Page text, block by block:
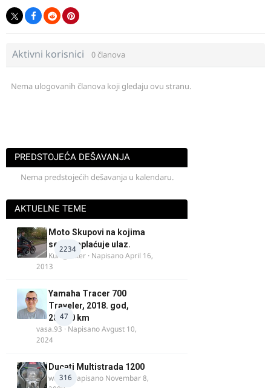
Aktivni korisnici 0 članova
Nema ulogovanih članova koji gledaju ovu stranu.
PREDSTOJEĆA DEŠAVANJA
Nema predstojećih dešavanja u kalendaru.
AKTUELNE TEME
2234
Moto Skupovi na kojima
se ne naplaćuje ulaz.
Kum_Mixer · NapisanoApril 16,
2013
47
Yamaha Tracer 700
Traveler, 2018. god,
28.100 km
vasa.93 · NapisanoAvgust 10,
2024
316
Ducati Multistrada 1200
wulfy· Napisano Novembar 8,